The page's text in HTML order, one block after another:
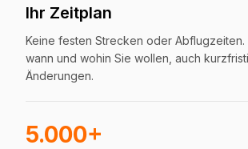
Ihr Zeitplan
Keine festen Strecken oder Abflugzeiten.
wann und wohin Sie wollen, auch
Änderungen.
5.000+